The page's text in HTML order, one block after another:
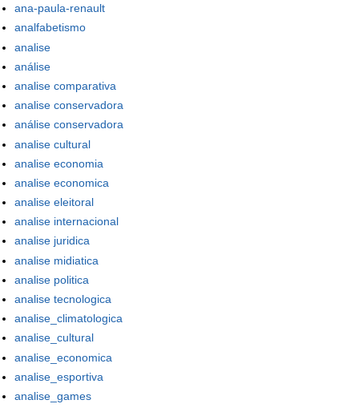
ana-paula-renault
analfabetismo
analise
análise
analise comparativa
analise conservadora
análise conservadora
analise cultural
analise economia
analise economica
analise eleitoral
analise internacional
analise juridica
analise midiatica
analise politica
analise tecnologica
analise_climatologica
analise_cultural
analise_economica
analise_esportiva
analise_games